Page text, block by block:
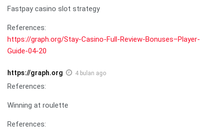
Fastpay casino slot strategy
References:
https://graph.org/Stay-Casino-Full-Review-Bonuses–Player-
Guide-04-20
https://graph.org 4 bulan ago
References:
Winning at roulette
References: